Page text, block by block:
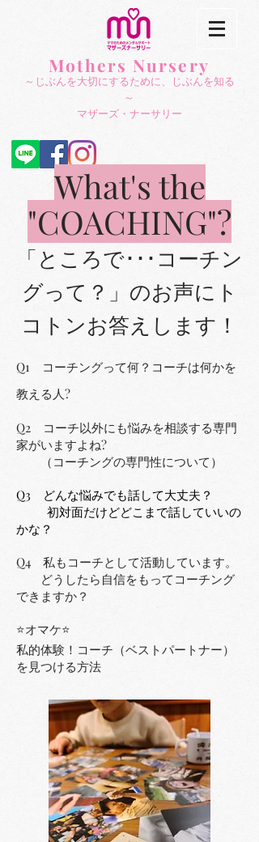
Mothers Nursery
～じぶんを大切にするために、じぶんを知る
～
​マザーズ・ナーサリー
What's the
"COACHING"?
「ところで･･･コーチン
グって？」 ​のお声にト
コトンお答えします！
Q1 コーチングって何？コーチは何かを
教える人?
Q2 コーチ以外にも悩みを相談する専門
家がいますよね?
（コーチングの専門性について）
​Q3 どんな悩みでも話して大丈夫？
初対面だけどどこまで話していいの
かな？
Q4 私もコーチとして活動しています。
どうしたら自信をもってコーチング
できますか？
⭐オマケ⭐
私的体験！コーチ（ベストパートナー）
を見つける方法